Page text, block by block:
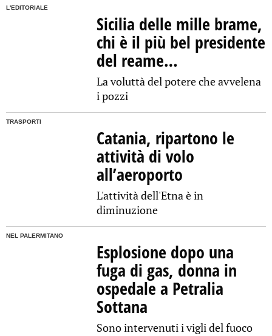
L'EDITORIALE
Sicilia delle mille brame,
chi è il più bel presidente
del reame…
La voluttà del potere che avvelena
i pozzi
TRASPORTI
Catania, ripartono le
attività di volo
all’aeroporto
L'attività dell'Etna è in
diminuzione
NEL PALERMITANO
Esplosione dopo una
fuga di gas, donna in
ospedale a Petralia
Sottana
Sono intervenuti i vigli del fuoco